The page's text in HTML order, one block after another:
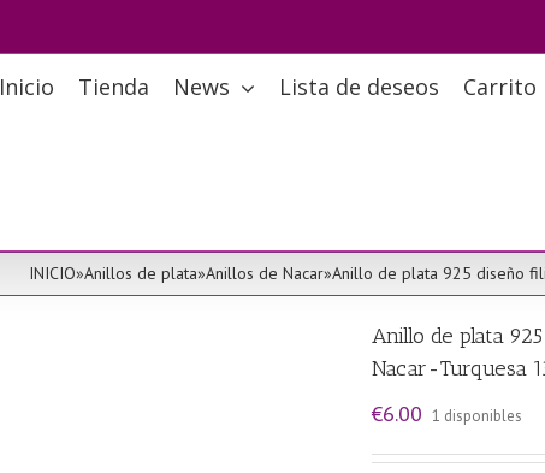
Inicio Tienda News Lista de deseos Carrito
INICIO»Anillos de plata»Anillos de Nacar»Anillo de plata 925 diseño
Anillo de plata
Nacar-Turquesa
€6.00 1 disponibles